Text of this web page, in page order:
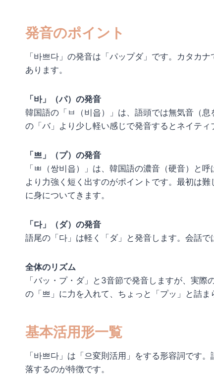
発音のポイント
「바쁘다」の発音は「パップダ」です。カタカ
あります。
「바」（パ）の発音
韓国語の「ㅂ（비읍）」は、語頭では無気音（
の「バ」より少し軽い感じで発音するとネイティ
「쁘」（プ）の発音
「ㅃ（쌍비읍）」は、韓国語の濃音（硬音）と
より力強く短く出すのがポイントです。最初は
に身についてきます。
「다」（ダ）の発音
語尾の「다」は軽く「ダ」と発音します。会話で
全体のリズム
「バッ・プ・ダ」と3音節で発音しますが、実
の「쁘」に力を入れて、ちょっと「プッ」と詰ま
基本活用形一覧
「바쁘다」は「으変則活用」をする形容詞です
落するのが特徴です。